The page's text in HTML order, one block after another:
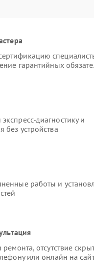
гарантийных
диагностику и
без устройства
работы и
отсутствие
или онлайн на